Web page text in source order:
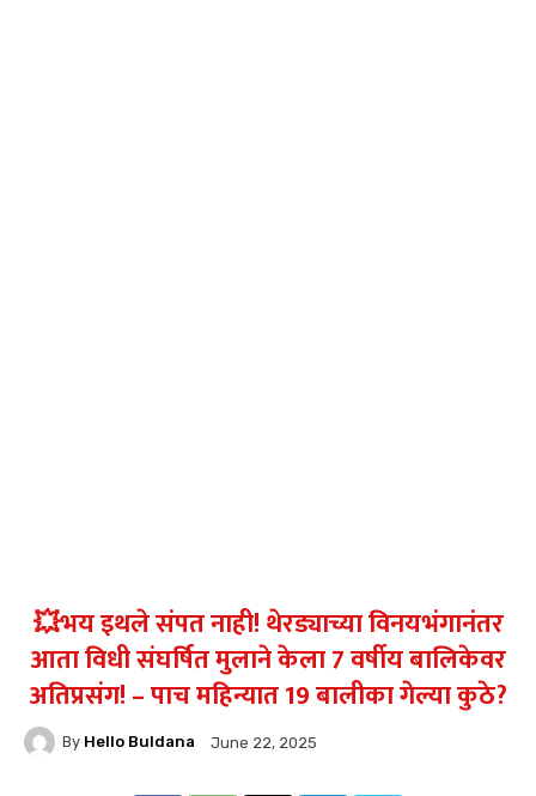
💥भय इथले संपत नाही! थेरड्याच्या विनयभंगानंतर
आता विधी संघर्षित मुलाने केला 7 वर्षीय बालिकेवर
अतिप्रसंग! – पाच महिन्यात 19 बालीका गेल्या कुठे?
By Hello Buldana June 22, 2025